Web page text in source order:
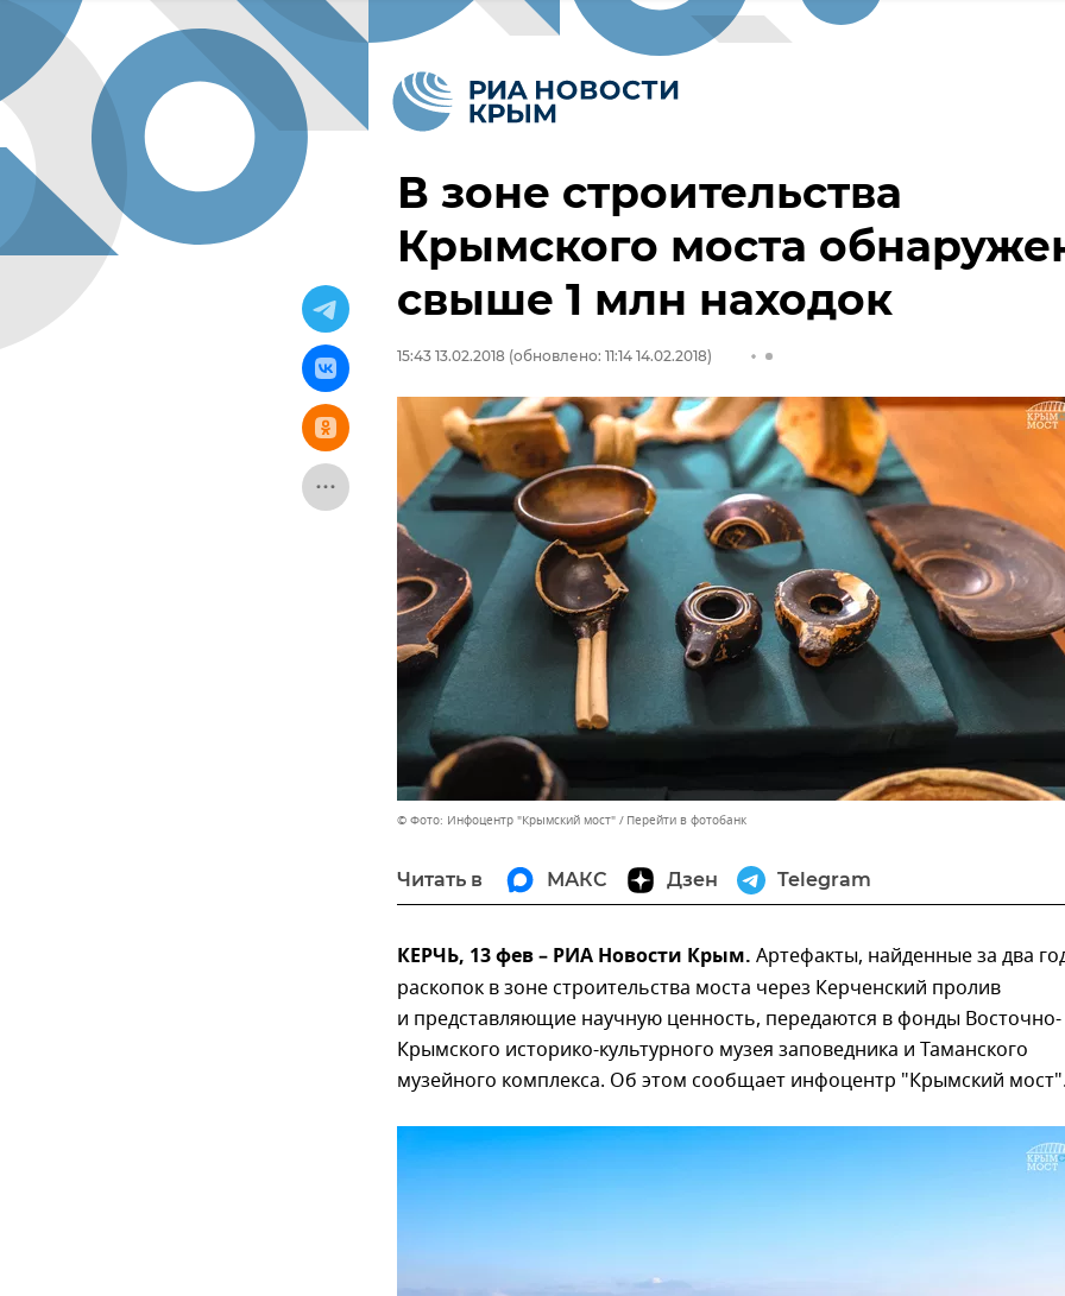
В зоне строительства
Крымского моста
свыше 1 млн находок
15:43 13.02.2018 (обновлено: 11:14 14.02.2018)
© Фото: Инфоцентр "Крымский мост" Перейти в фотобанк
Читать в МАКС Дзен Telegram
КЕРЧЬ, 13 фев – РИА Новости Крым. Артефакты, найденные за два
раскопок в зоне строительства моста через Керченский пролив
и представляющие научную ценность, передаются в фонды Восточно-
Крымского историко-культурного музея заповедника и Таманского
музейного комплекса. Об этом сообщает инфоцентр "Крымский